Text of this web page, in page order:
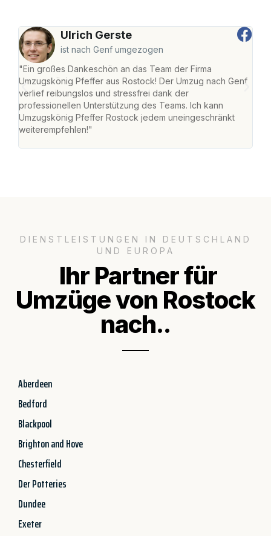
Ulrich Gerste
ist nach Genf umgezogen
"Ein großes Dankeschön an das Team der Firma
Umzugskönig Pfeffer aus Rostock! Der Umzug nach Genf
verlief reibungslos und stressfrei dank der
professionellen Unterstützung des Teams. Ich kann
Umzugskönig Pfeffer Rostock jedem uneingeschränkt
weiterempfehlen!"
DIENSTLEISTUNGEN IN DEUTSCHLAND
UND EUROPA
Ihr Partner für
Umzüge von Rostock
nach..
Aberdeen
Bedford
Blackpool
Brighton and Hove
Chesterfield
Der Potteries
Dundee
Exeter